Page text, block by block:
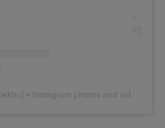
) • Instagram photos and videos